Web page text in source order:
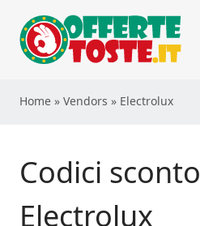
Home » Vendors » Electrolux
Codici sconto
Electrolux